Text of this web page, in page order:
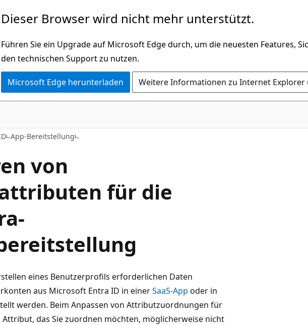
Dieser Browser wird nicht mehr unterstützt.
Führen Sie ein Upgrade auf Microsoft Edge durch, um die neuesten Features,
den technischen Support zu nutzen.
Microsoft Edge herunterladen Weitere Informationen zu Internet
App-Bereitstellung
von
für die
eines Benutzerprofils erforderlichen Daten
aus Microsoft Entra ID in einerSaaS-App oder in
werden. Beim Anpassen von Attributzuordnungen für
das Sie zuordnen möchten, möglicherweise nicht